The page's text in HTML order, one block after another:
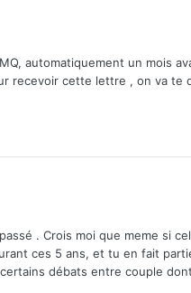
automatiquement un mois
recevoir cette lettre , on va te
. Crois moi que meme si
ces 5 ans, et tu en fait
débats entre couple